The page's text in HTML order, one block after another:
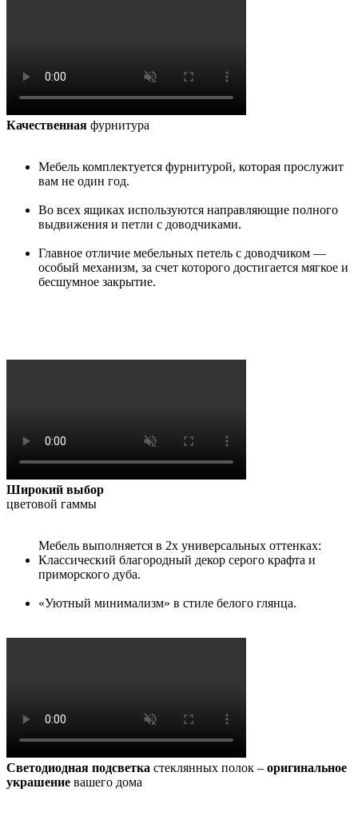
Качественная фурнитура
Мебель комплектуется фурнитурой, которая прослужит
вам не один год.
Во всех ящиках используются направляющие полного
выдвижения и петли с доводчиками.
Главное отличие мебельных петель с доводчиком —
особый механизм, за счет которого достигается мягкое и
бесшумное закрытие.
Широкий выбор
цветовой гаммы
Мебель выполняется в 2х универсальных оттенках:
Классический благородный декор серого крафта и
приморского дуба.
«Уютный минимализм» в стиле белого глянца.
Светодиодная подсветка стеклянных полок – оригинальное
украшение вашего дома